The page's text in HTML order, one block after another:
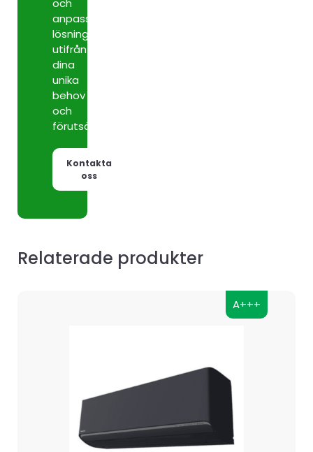
och
anpassade
lösningar
utifrån
dina
unika
behov
och
förutsättningar.
Kontakta
oss
Relaterade produkter
A+++